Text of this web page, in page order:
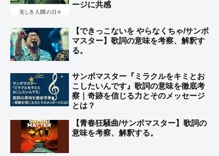
ージに共感
【できっこないを やらなくちゃ/サンボ
マスター】歌詞の意味を考察、解釈す
る。
サンボマスター『ミラクルをキミとお
こしたいんです』歌詞の意味を徹底考
察｜奇跡を信じる力とそのメッセージ
とは？
【青春狂騒曲/サンボマスター】歌詞の
意味を考察、解釈する。